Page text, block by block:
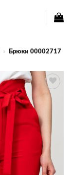
» Брюки 00002717